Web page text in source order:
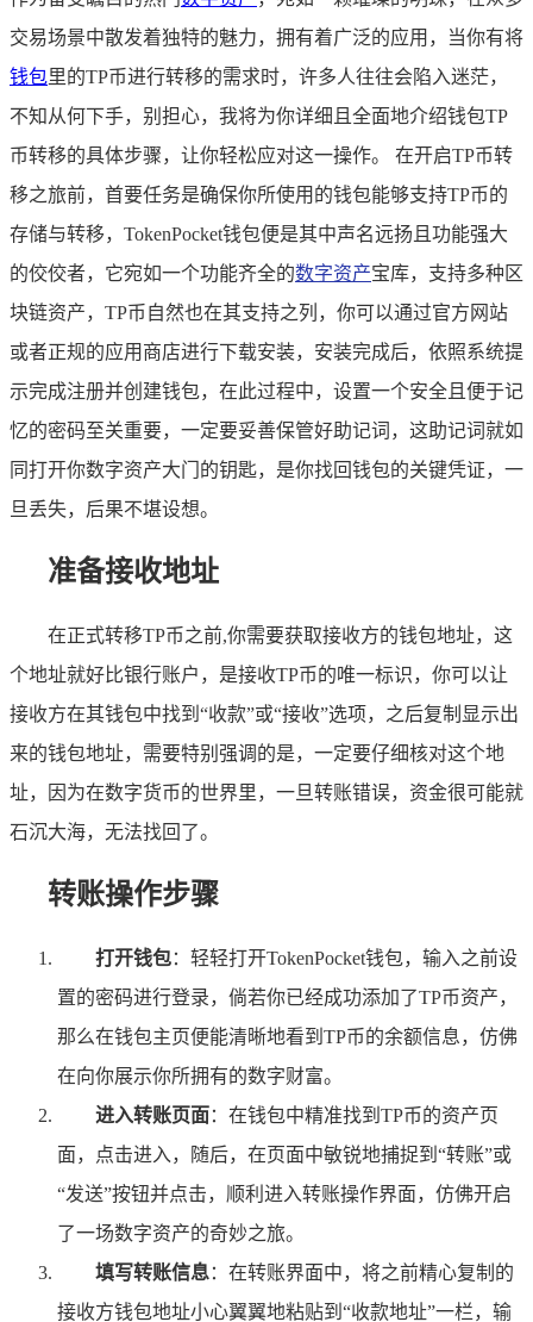
交易场景中散发着独特的魅力，拥有着广泛的应用，当你有将
钱包里的TP币进行转移的需求时，许多人往往会陷入迷茫，
不知从何下手，别担心，我将为你详细且全面地介绍钱包TP
币转移的具体步骤，让你轻松应对这一操作。 在开启TP币转
移之旅前，首要任务是确保你所使用的钱包能够支持TP币的
存储与转移，TokenPocket钱包便是其中声名远扬且功能强大
的佼佼者，它宛如一个功能齐全的数字资产宝库，支持多种区
块链资产，TP币自然也在其支持之列，你可以通过官方网站
或者正规的应用商店进行下载安装，安装完成后，依照系统提
示完成注册并创建钱包，在此过程中，设置一个安全且便于记
忆的密码至关重要，一定要妥善保管好助记词，这助记词就如
同打开你数字资产大门的钥匙，是你找回钱包的关键凭证，一
旦丢失，后果不堪设想。
准备接收地址
在正式转移TP币之前,你需要获取接收方的钱包地址，这
个地址就好比银行账户，是接收TP币的唯一标识，你可以让
接收方在其钱包中找到“收款”或“接收”选项，之后复制显示出
来的钱包地址，需要特别强调的是，一定要仔细核对这个地
址，因为在数字货币的世界里，一旦转账错误，资金很可能就
石沉大海，无法找回了。
转账操作步骤
打开钱包：轻轻打开TokenPocket钱包，输入之前设
置的密码进行登录，倘若你已经成功添加了TP币资产，
那么在钱包主页便能清晰地看到TP币的余额信息，仿佛
在向你展示你所拥有的数字财富。
进入转账页面：在钱包中精准找到TP币的资产页
面，点击进入，随后，在页面中敏锐地捕捉到“转账”或
“发送”按钮并点击，顺利进入转账操作界面，仿佛开启
了一场数字资产的奇妙之旅。
填写转账信息：在转账界面中，将之前精心复制的
接收方钱包地址小心翼翼地粘贴到“收款地址”一栏，输